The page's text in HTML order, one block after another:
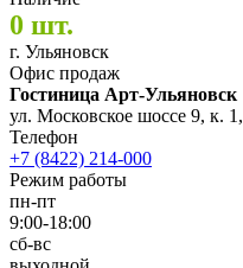
0 шт.
г. Ульяновск
Офис продаж
Гостиница Арт-Ульяновск
ул. Московское шоссе 9, к.
Телефон
+7 (8422) 214-000
Режим работы
пн-пт
9:00-18:00
сб-вс